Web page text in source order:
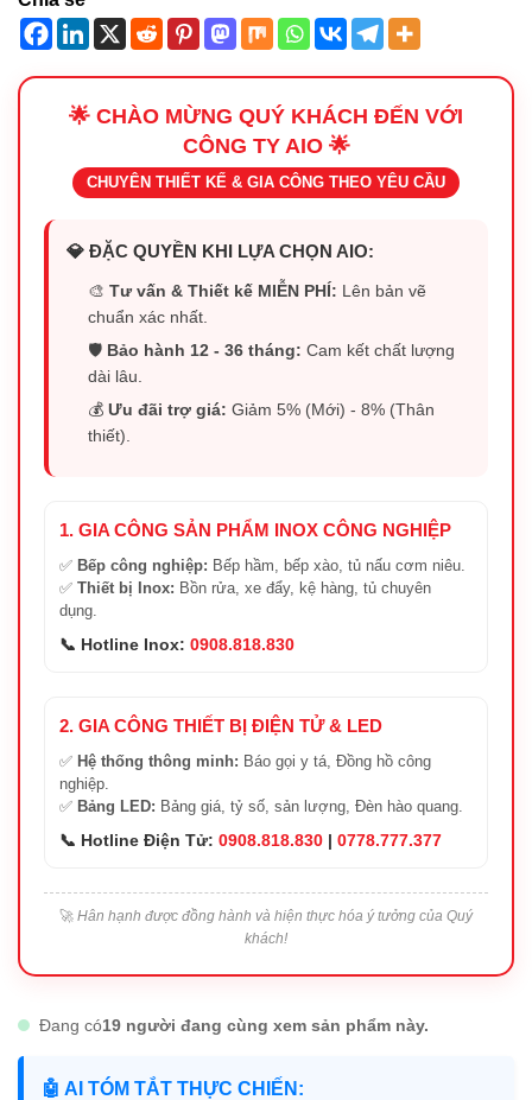
🌟 CHÀO MỪNG QUÝ KHÁCH ĐẾN VỚI
CÔNG TY AIO 🌟
CHUYÊN THIẾT KẾ & GIA CÔNG THEO YÊU CẦU
💎 ĐẶC QUYỀN KHI LỰA CHỌN AIO:
🎨Tư vấn & Thiết kế MIỄN PHÍ: Lên bản vẽ
chuẩn xác nhất.
🛡️ Bảo hành 12 - 36 tháng: Cam kết chất lượng
dài lâu.
💰Ưu đãi trợ giá: Giảm 5% (Mới) - 8% (Thân
thiết).
1. GIA CÔNG SẢN PHẨM INOX CÔNG NGHIỆP
✅ Bếp công nghiệp: Bếp hầm, bếp xào, tủ nấu cơm niêu.
✅ Thiết bị Inox: Bồn rửa, xe đẩy, kệ hàng, tủ chuyên
dụng.
📞 Hotline Inox: 0908.818.830
2. GIA CÔNG THIẾT BỊ ĐIỆN TỬ & LED
✅ Hệ thống thông minh: Báo gọi y tá, Đồng hồ công
nghiệp.
✅ Bảng LED: Bảng giá, tỷ số, sản lượng, Đèn hào quang.
📞 Hotline Điện Tử: 0908.818.830 | 0778.777.377
🚀 Hân hạnh được đồng hành và hiện thực hóa ý tưởng của Quý
khách!
Đang có19 người đang cùng xem sản phẩm này.
🤖 AI TÓM TẮT THỰC CHIẾN: